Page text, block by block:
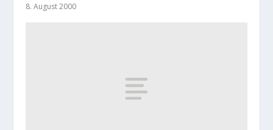
8. August 2000